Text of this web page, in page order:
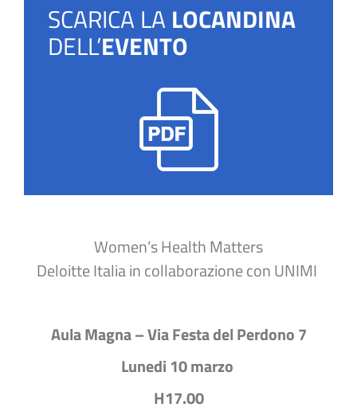
SCARICA LA LOCANDINA
DELL’EVENTO
Women’s Health Matters
Deloitte Italia in collaborazione con UNIMI
Aula Magna – Via Festa del Perdono 7
Lunedi 10 marzo
H17.00